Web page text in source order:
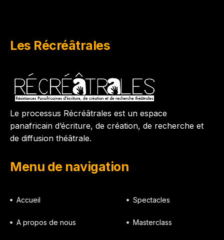
Les Récréâtrales
Le processus Récréâtrales est un espace
panafricain d’écriture, de création, de recherche et
de diffusion théâtrale.
Menu de navigation
Accueil
A propos de nous
Spectacles
Masterclass